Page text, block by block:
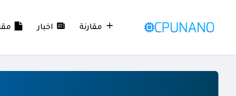
مقارنة اخبار